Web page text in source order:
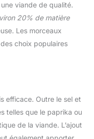
viande de qualité.
20% de matière
Les morceaux
choix populaires
efficace. Outre le sel et
telles que le paprika ou
de la viande. L’ajout